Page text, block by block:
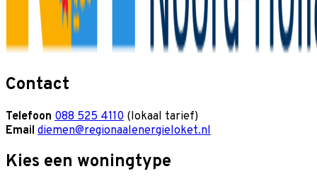
Contact
Telefoon 088 525 4110 (lokaal tarief)
Email diemen@regionaalenergieloket.nl
Kies een woningtype